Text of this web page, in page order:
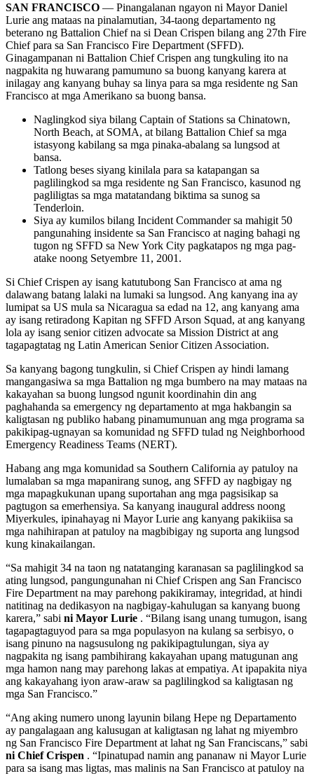
SAN FRANCISCO — Pinangalanan ngayon ni Mayor Daniel
Lurie ang mataas na pinalamutian, 34-taong departamento ng
beterano ng Battalion Chief na si Dean Crispen bilang ang 27th Fire
Chief para sa San Francisco Fire Department (SFFD).
Ginagampanan ni Battalion Chief Crispen ang tungkuling ito na
nagpakita ng huwarang pamumuno sa buong kanyang karera at
inilagay ang kanyang buhay sa linya para sa mga residente ng San
Francisco at mga Amerikano sa buong bansa.
Naglingkod siya bilang Captain of Stations sa Chinatown,
North Beach, at SOMA, at bilang Battalion Chief sa mga
istasyong kabilang sa mga pinaka-abalang sa lungsod at
bansa.
Tatlong beses siyang kinilala para sa katapangan sa
paglilingkod sa mga residente ng San Francisco, kasunod ng
pagliligtas sa mga matatandang biktima sa sunog sa
Tenderloin.
Siya ay kumilos bilang Incident Commander sa mahigit 50
pangunahing insidente sa San Francisco at naging bahagi ng
tugon ng SFFD sa New York City pagkatapos ng mga pag-
atake noong Setyembre 11, 2001.
Si Chief Crispen ay isang katutubong San Francisco at ama ng
dalawang batang lalaki na lumaki sa lungsod. Ang kanyang ina ay
lumipat sa US mula sa Nicaragua sa edad na 12, ang kanyang ama
ay isang retiradong Kapitan ng SFFD Arson Squad, at ang kanyang
lola ay isang senior citizen advocate sa Mission District at ang
tagapagtatag ng Latin American Senior Citizen Association.
Sa kanyang bagong tungkulin, si Chief Crispen ay hindi lamang
mangangasiwa sa mga Battalion ng mga bumbero na may mataas na
kakayahan sa buong lungsod ngunit koordinahin din ang
paghahanda sa emergency ng departamento at mga hakbangin sa
kaligtasan ng publiko habang pinamumunuan ang mga programa sa
pakikipag-ugnayan sa komunidad ng SFFD tulad ng Neighborhood
Emergency Readiness Teams (NERT).
Habang ang mga komunidad sa Southern California ay patuloy na
lumalaban sa mga mapanirang sunog, ang SFFD ay nagbigay ng
mga mapagkukunan upang suportahan ang mga pagsisikap sa
pagtugon sa emerhensiya. Sa kanyang inaugural address noong
Miyerkules, ipinahayag ni Mayor Lurie ang kanyang pakikiisa sa
mga nahihirapan at patuloy na magbibigay ng suporta ang lungsod
kung kinakailangan.
“Sa mahigit 34 na taon ng natatanging karanasan sa paglilingkod sa
ating lungsod, pangungunahan ni Chief Crispen ang San Francisco
Fire Department na may parehong pakikiramay, integridad, at hindi
natitinag na dedikasyon na nagbigay-kahulugan sa kanyang buong
karera,” sabi ni Mayor Lurie . “Bilang isang unang tumugon, isang
tagapagtaguyod para sa mga populasyon na kulang sa serbisyo, o
isang pinuno na nagsusulong ng pakikipagtulungan, siya ay
nagpakita ng isang pambihirang kakayahan upang matugunan ang
mga hamon nang may parehong lakas at empatiya. At ipapakita niya
ang kakayahang iyon araw-araw sa paglilingkod sa kaligtasan ng
mga San Francisco.”
“Ang aking numero unong layunin bilang Hepe ng Departamento
ay pangalagaan ang kalusugan at kaligtasan ng lahat ng miyembro
ng San Francisco Fire Department at lahat ng San Franciscans,” sabi
ni Chief Crispen . “Ipinatupad namin ang pananaw ni Mayor Lurie
para sa isang mas ligtas, mas malinis na San Francisco at patuloy na